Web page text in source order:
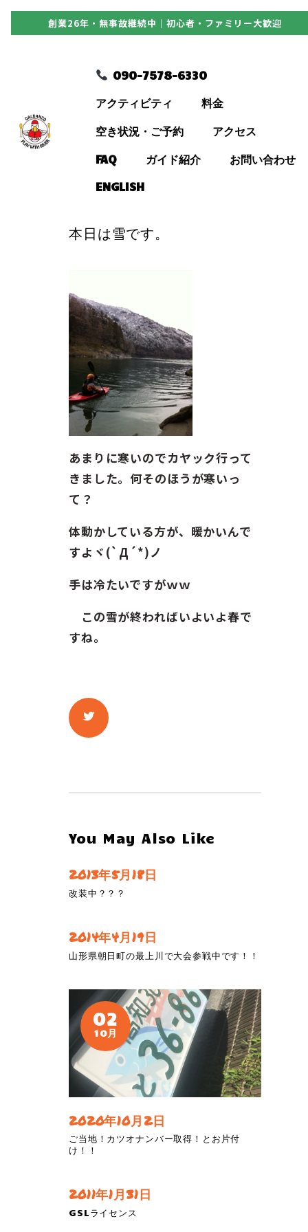
創業26年・無事故継続中｜初心者・ファミリー大歓迎
090-7578-6330
アクティビティ 料金
空き状況・ご予約 アクセス
FAQ ガイド紹介 お問い合わせ
ENGLISH
アクティビティ
料金
ガイド紹介
お問い合わせ
ENGLISH
本日は雪です。
あまりに寒いのでカヤック行って
きました。何そのほうが寒いっ
て？
体動かしている方が、暖かいんで
すよヾ(`Д´*)ノ
手は冷たいですがｗｗ
この雪が終わればいよいよ春で
すね。
You May Also Like
2013年5月18日
改装中？？？
2014年4月19日
山形県朝日町の最上川で大会参戦中です！！
02
10月
2020年10月2日
ご当地！カツオナンバー取得！とお片付
け！！
2011年1月31日
GSLライセンス